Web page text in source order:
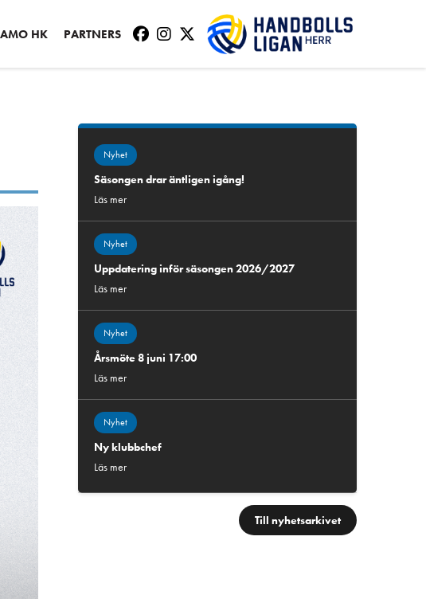
HK PARTNERS
Nyhet
Säsongen drar äntligen igång!
Läs mer
Nyhet
Uppdatering inför säsongen 2026/2027
Läs mer
Nyhet
Årsmöte 8 juni 17:00
Läs mer
Nyhet
Ny klubbchef
Läs mer
Till nyhetsarkivet